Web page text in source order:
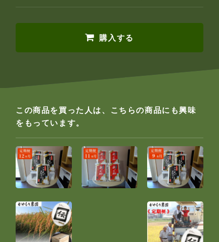
購入する
この商品を買った人は、こちらの商品にも興味
をもっています。